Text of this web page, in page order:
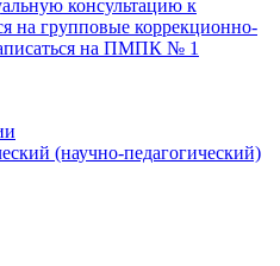
консультацию к
на групповые коррекционно-
на ПМПК № 1
(научно-педагогический)